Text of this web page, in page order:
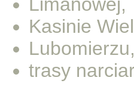
Limanowej,
Kasinie
Lubomierzu,
trasy